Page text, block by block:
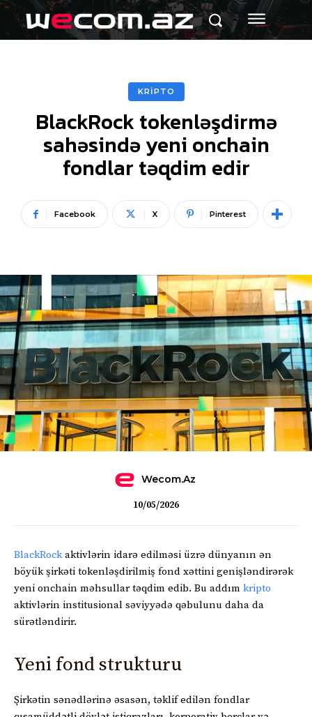
KRİPTO
BlackRock tokenləşdirmə
sahəsində yeni onchain
fondlar təqdim edir
Facebook X Pinterest
Wecom.az
10/05/2026
BlackRockaktivlərin idarə edilməsi üzrə dünyanın ən
böyük şirkəti tokenləşdirilmiş fond xəttini genişləndirərək
yeni onchain məhsullar təqdim edib. Bu addım kripto
aktivlərin institusional səviyyədə qəbulunu daha da
sürətləndirir.
Yeni fond strukturu
Şirkətin sənədlərinə əsasən, təklif edilən fondlar